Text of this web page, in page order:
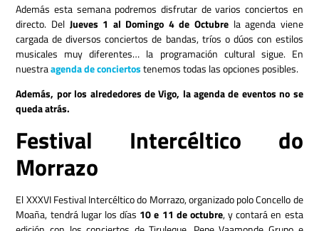
Además esta semana podremos disfrutar de varios conciertos en
directo. Del Jueves 1 al Domingo 4 de Octubrela agenda viene
cargada de diversos conciertos de bandas, tríos o dúos con estilos
musicales muy diferentes… la programación cultural sigue. En
nuestraagenda de conciertostenemos todas las opciones posibles.
Además, por los alrededores de Vigo, la agenda de eventos no se
queda atrás.
Festival Intercéltico do
Morrazo
El XXXVI Festival Intercéltico do Morrazo, organizado polo Concello de
Moaña, tendrá lugar los días 10 e 11 de octubre, y contará en esta